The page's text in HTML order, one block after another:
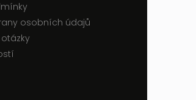
osobních údajů